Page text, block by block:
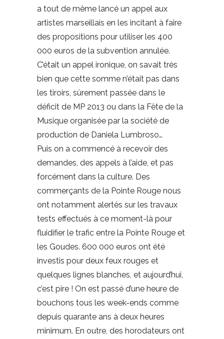
a tout de même lancé un appel aux
artistes marseillais en les incitant à faire
des propositions pour utiliser les 400
000 euros de la subvention annulée.
C’était un appel ironique, on savait très
bien que cette somme n’était pas dans
les tiroirs, sûrement passée dans le
déficit de MP 2013 ou dans la Fête de la
Musique organisée par la société de
production de Daniela Lumbroso…
Puis on a commencé à recevoir des
demandes, des appels à l’aide, et pas
forcément dans la culture. Des
commerçants de la Pointe Rouge nous
ont notamment alertés sur les travaux
tests effectués à ce moment-là pour
fluidifier le trafic entre la Pointe Rouge et
les Goudes. 600 000 euros ont été
investis pour deux feux rouges et
quelques lignes blanches, et aujourd’hui,
c’est pire ! On est passé d’une heure de
bouchons tous les week-ends comme
depuis quarante ans à deux heures
minimum. En outre, des horodateurs ont